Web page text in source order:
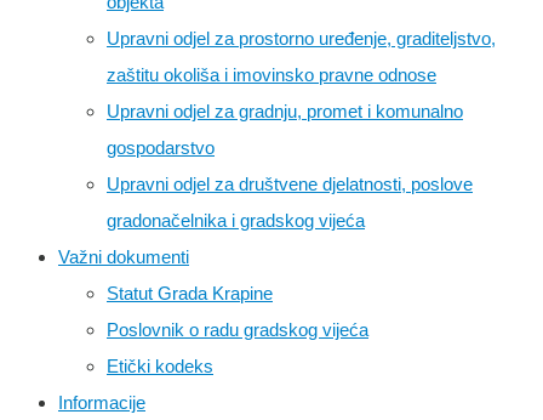
Upravni odjel za prostorno uređenje, graditeljstvo,
zaštitu okoliša i imovinsko pravne odnose
Upravni odjel za gradnju, promet i komunalno
gospodarstvo
Upravni odjel za društvene djelatnosti, poslove
gradonačelnika i gradskog vijeća
Važni dokumenti
Statut Grada Krapine
Poslovnik o radu gradskog vijeća
Etički kodeks
Informacije